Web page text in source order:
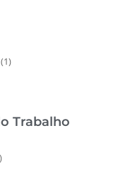
(1)
Trabalho